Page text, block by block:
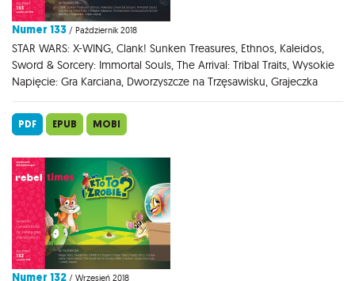
Numer 133 / Październik 2018
STAR WARS: X-WING, Clank! Sunken Treasures, Ethnos, Kaleidos,
Sword & Sorcery: Immortal Souls, The Arrival: Tribal Traits, Wysokie
Napięcie: Gra Karciana, Dworzyszcze na Trzęsawisku, Grajeczka
PDF EPUB MOBI
Numer 132 / Wrzesień 2018